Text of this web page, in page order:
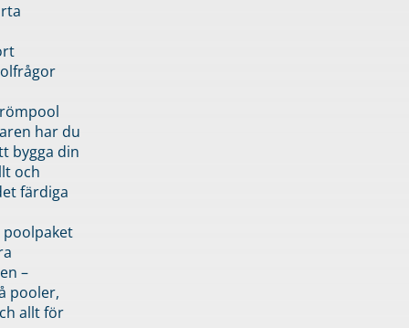
har du
bygga din
och
färdiga
–
pooler,
allt för